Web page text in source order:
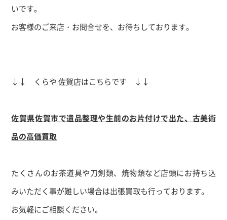
いです。
お客様のご来店・お問合せを、お待ちしております。
↓↓ くらや 佐賀店はこちらです ↓↓
佐賀県佐賀市で遺品整理や生前のお片付けで出た、古美術
品の高価買取
たくさんのお茶道具や刀剣類、焼物類など店頭にお持ち込
みいただく事が難しい場合は出張買取も行っております。
お気軽にご相談ください。